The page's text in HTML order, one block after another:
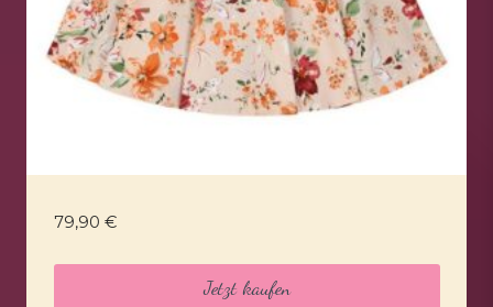
79,90 €
Jetzt kaufen